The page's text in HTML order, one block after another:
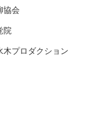
協会
院
木プロダクション